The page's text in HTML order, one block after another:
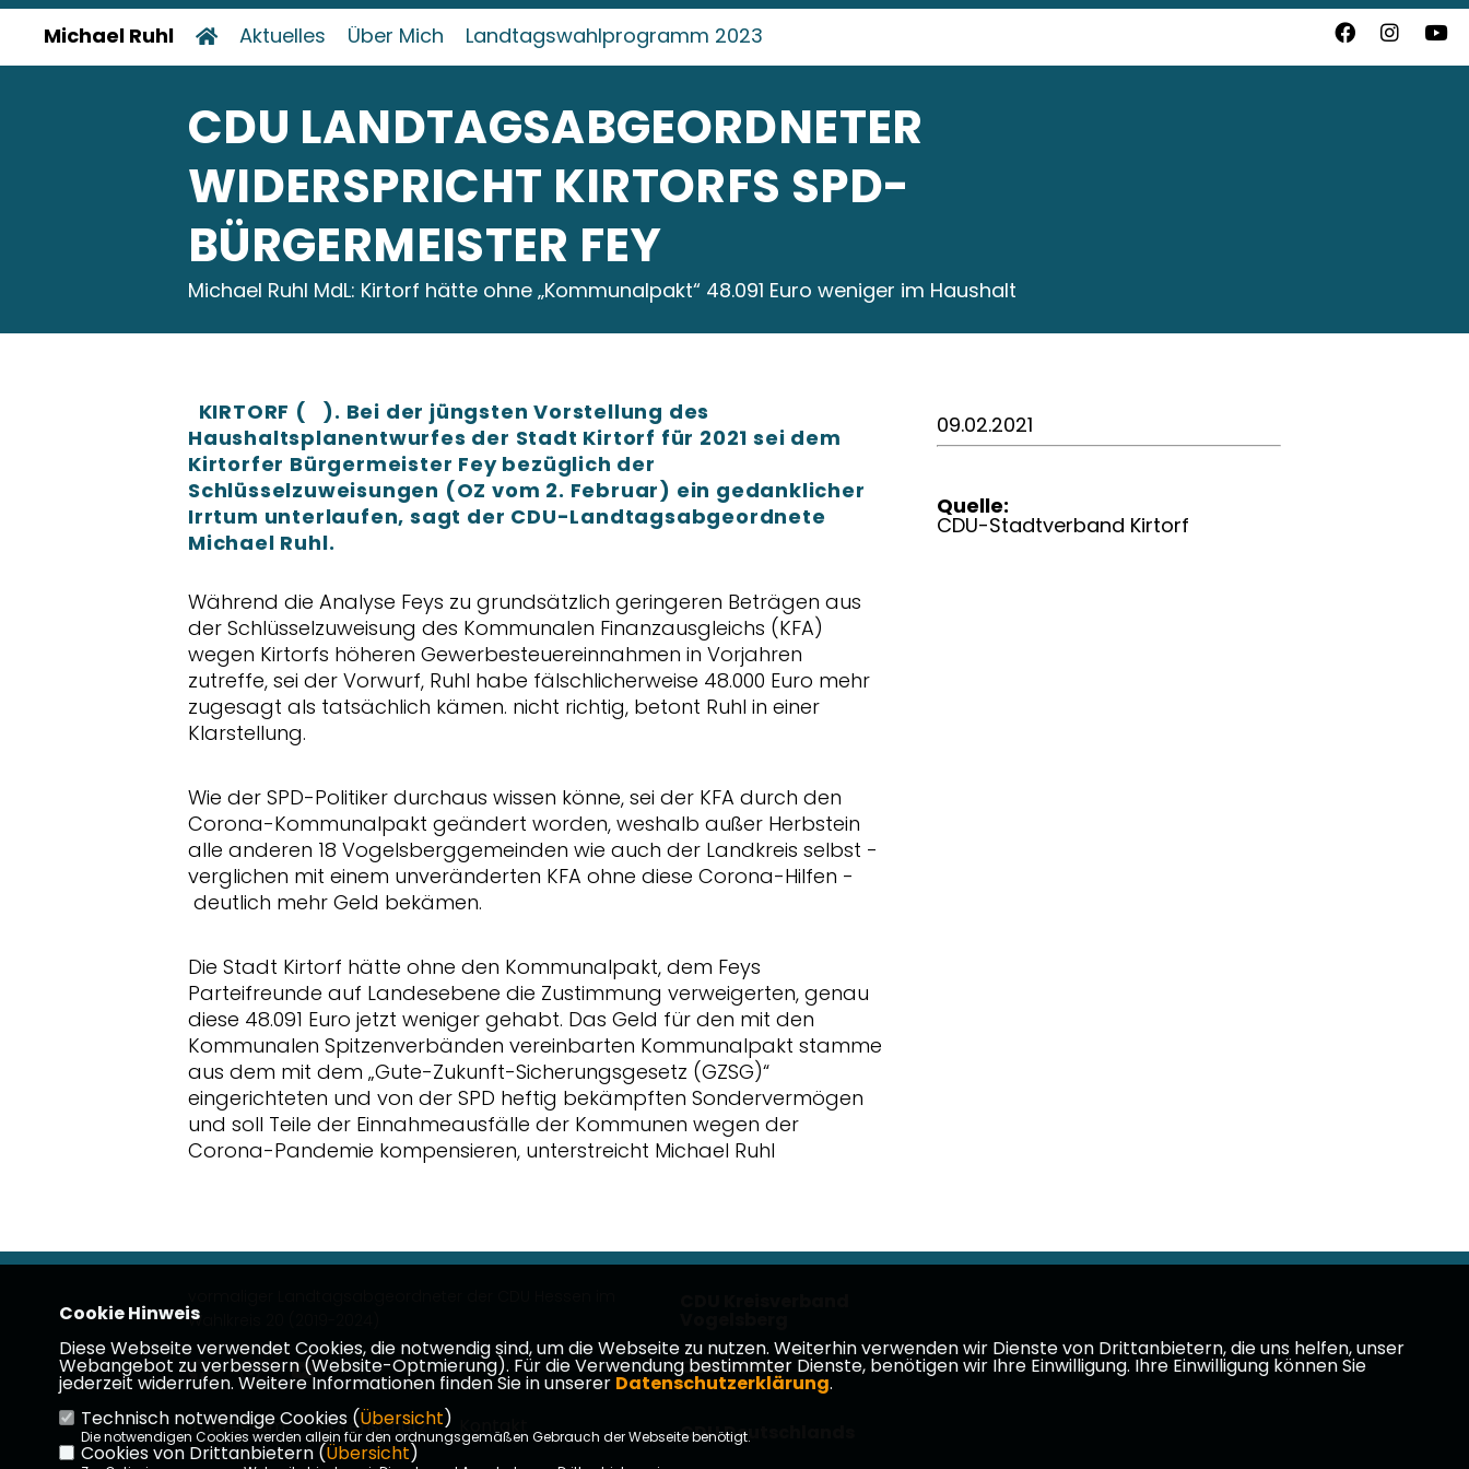
Michael Ruhl Aktuelles Über Mich Landtagswahlprogramm 2023
CDU LANDTAGSABGEORDNETER
WIDERSPRICHT KIRTORFS SPD-
BÜRGERMEISTER FEY
Michael Ruhl MdL: Kirtorf hätte ohne „Kommunalpakt“ 48.091 Euro weniger im Haushalt
KIRTORF ( ). Bei der jüngsten Vorstellung des
Haushaltsplanentwurfes der Stadt Kirtorf für 2021 sei dem
Kirtorfer Bürgermeister Fey bezüglich der
Schlüsselzuweisungen (OZ vom 2. Februar) ein gedanklicher
Irrtum unterlaufen, sagt der CDU-Landtagsabgeordnete
Michael Ruhl.
Während die Analyse Feys zu grundsätzlich geringeren Beträgen aus
der Schlüsselzuweisung des Kommunalen Finanzausgleichs (KFA)
wegen Kirtorfs höheren Gewerbesteuereinnahmen in Vorjahren
zutreffe, sei der Vorwurf, Ruhl habe fälschlicherweise 48.000 Euro mehr
zugesagt als tatsächlich kämen. nicht richtig, betont Ruhl in einer
Klarstellung.
Wie der SPD-Politiker durchaus wissen könne, sei der KFA durch den
Corona-Kommunalpakt geändert worden, weshalb außer Herbstein
alle anderen 18 Vogelsberggemeinden wie auch der Landkreis selbst -
verglichen mit einem unveränderten KFA ohne diese Corona-Hilfen -
deutlich mehr Geld bekämen.
Die Stadt Kirtorf hätte ohne den Kommunalpakt, dem Feys
Parteifreunde auf Landesebene die Zustimmung verweigerten, genau
diese 48.091 Euro jetzt weniger gehabt. Das Geld für den mit den
Kommunalen Spitzenverbänden vereinbarten Kommunalpakt stamme
aus dem mit dem „Gute-Zukunft-Sicherungsgesetz (GZSG)“
eingerichteten und von der SPD heftig bekämpften Sondervermögen
und soll Teile der Einnahmeausfälle der Kommunen wegen der
Corona-Pandemie kompensieren, unterstreicht Michael Ruhl
09.02.2021
Quelle:
CDU-Stadtverband Kirtorf
Wahlkreis 20 (2019-2024)
Impressum Datenschutz Kontakt
CDU Hessen
CDU Deutschlands
Cookie Hinweis
Diese Webseite verwendet Cookies, die notwendig sind, um die Webseite zu nutzen. Weiterhin verwenden wir Dienste von Drittanbietern, die uns helfen, unser
Webangebot zu verbessern (Website-Optmierung). Für die Verwendung bestimmter Dienste, benötigen wir Ihre Einwilligung. Ihre Einwilligung können Sie
jederzeit widerrufen. Weitere Informationen finden Sie in unserer Datenschutzerklärung.
Technisch notwendige Cookies (Übersicht)
Die notwendigen Cookies werden allein für den ordnungsgemäßen Gebrauch der Webseite benötigt.
Cookies von Drittanbietern (Übersicht)